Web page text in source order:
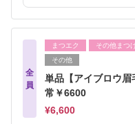
全
員
まつエク その他まつ
その他
単品【アイブロウ
常￥6600
¥6,600